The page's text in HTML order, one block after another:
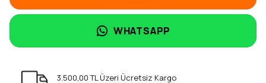
WHATSAPP
3.500,00 TL Üzeri Ücretsiz Kargo